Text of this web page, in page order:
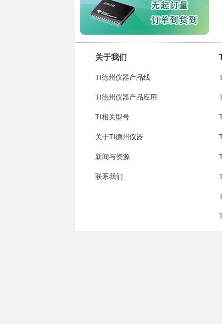
关于我们
TI德州仪器产品线
TI德州仪器产品应用
TI相关型号
关于TI德州仪器
新闻与资源
联系我们